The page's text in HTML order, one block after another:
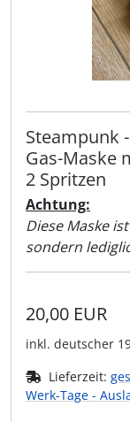
Steampunk
Gas-Maske
2 Spritzen
Achtung:
Diese Maske
sondern
20,00 EUR
inkl. deutscher
Lieferzeit:
Werk-Tage -